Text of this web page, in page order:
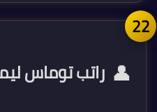
👤 راتب توماس ليمار